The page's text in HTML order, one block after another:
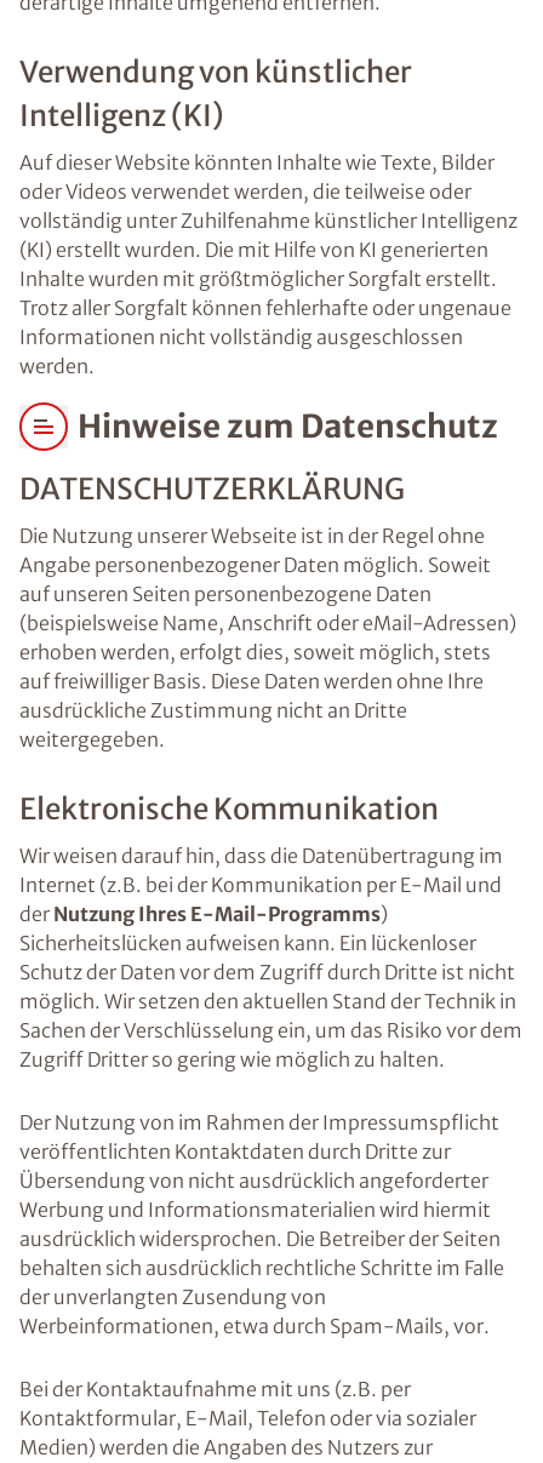
Verwendung von künstlicher
Intelligenz (KI)
Auf dieser Website könnten Inhalte wie Texte, Bilder
oder Videos verwendet werden, die teilweise oder
vollständig unter Zuhilfenahme künstlicher Intelligenz
(KI) erstellt wurden. Die mit Hilfe von KI generierten
Inhalte wurden mit größtmöglicher Sorgfalt erstellt.
Trotz aller Sorgfalt können fehlerhafte oder ungenaue
Informationen nicht vollständig ausgeschlossen
werden.
Hinweise zum Datenschutz
DATENSCHUTZERKLÄRUNG
Die Nutzung unserer Webseite ist in der Regel ohne
Angabe personenbezogener Daten möglich. Soweit
auf unseren Seiten personenbezogene Daten
(beispielsweise Name, Anschrift oder eMail-Adressen)
erhoben werden, erfolgt dies, soweit möglich, stets
auf freiwilliger Basis. Diese Daten werden ohne Ihre
ausdrückliche Zustimmung nicht an Dritte
weitergegeben.
Elektronische Kommunikation
Wir weisen darauf hin, dass die Datenübertragung im
Internet (z.B. bei der Kommunikation per E-Mail und
der Nutzung Ihres E-Mail-Programms)
Sicherheitslücken aufweisen kann. Ein lückenloser
Schutz der Daten vor dem Zugriff durch Dritte ist nicht
möglich. Wir setzen den aktuellen Stand der Technik in
Sachen der Verschlüsselung ein, um das Risiko vor dem
Zugriff Dritter so gering wie möglich zu halten.
Der Nutzung von im Rahmen der Impressumspflicht
veröffentlichten Kontaktdaten durch Dritte zur
Übersendung von nicht ausdrücklich angeforderter
Werbung und Informationsmaterialien wird hiermit
ausdrücklich widersprochen. Die Betreiber der Seiten
behalten sich ausdrücklich rechtliche Schritte im Falle
der unverlangten Zusendung von
Werbeinformationen, etwa durch Spam-Mails, vor.
Bei der Kontaktaufnahme mit uns (z.B. per
Kontaktformular, E-Mail, Telefon oder via sozialer
Medien) werden die Angaben des Nutzers zur